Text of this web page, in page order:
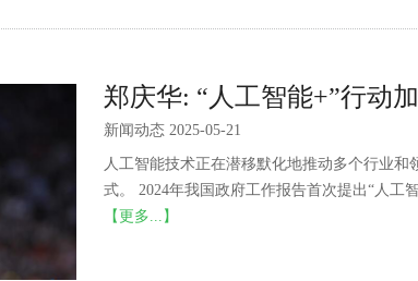
郑庆华: “人工智能+”行动
新闻动态 2025-05-21
人工智能技术正在潜移默化地推动多个行业
式。 2024年我国政府工作报告首次提出“人工
【更多...】